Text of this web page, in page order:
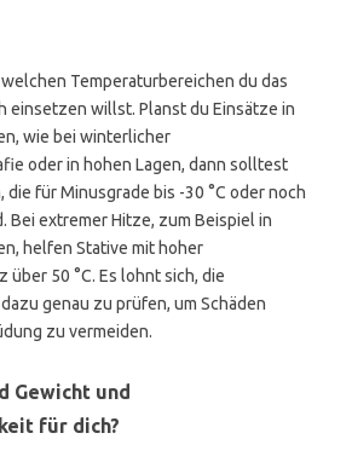
Temperaturbereichen du das
einsetzen willst. Planst du Einsätze in
wie bei winterlicher
oder in hohen Lagen, dann solltest
für Minusgrade bis -30 °C oder noch
Bei extremer Hitze, zum Beispiel in
helfen Stative mit hoher
über 50 °C. Es lohnt sich, die
genau zu prüfen, um Schäden
zu vermeiden.
Gewicht und
für dich?